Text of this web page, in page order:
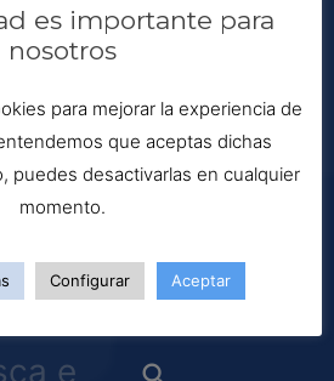
es importante para
nosotros
para mejorar la experiencia de
que aceptas dichas
puedes desactivarlas en cualquier
momento.
Configurar Aceptar